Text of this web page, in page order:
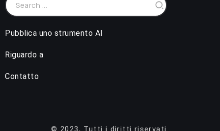
Pubblica uno strumento AI
Riguardo a
Contatto
© 2023, Tutti i diritti riservati.